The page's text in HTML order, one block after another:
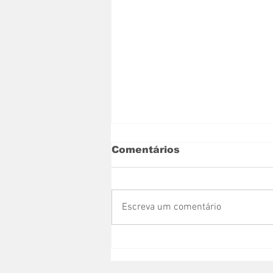
Comentários
Escreva um comentário